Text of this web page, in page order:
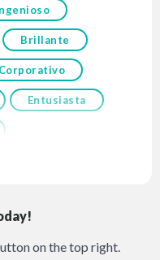
Brillante
Corporativo
Entusiasta
on the top right.